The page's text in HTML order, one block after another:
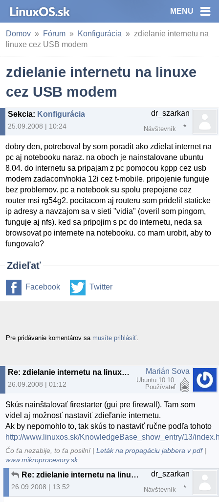
MENU
Domov Fórum Konfigurácia
zdielanie internetu na
linuxe cez USB modem
zdielanie internetu na linuxe
cez USB modem
Sekcia: Konfigurácia
25.09.2008 | 10:24
dr_szarkan
Návštevník
dobry den, potreboval by som poradit ako zdielat internet na
pc aj notebooku naraz. na oboch je nainstalovane ubuntu
8.04. do internetu sa pripajam z pc pomocou kppp cez usb
modem zadacom/nokia 12i cez t-mobile. pripojenie funguje
bez problemov. pc a notebook su spolu prepojene cez
router msi rg54g2. pocitacom aj routeru som pridelil staticke
ip adresy a navzajom sa v sieti "vidia" (overil som pingom,
funguje aj nfs). ked sa pripojim s pc do internetu, neda sa
browsovat po internete na notebooku. co mam urobit, aby to
fungovalo?
Zdieľať
Facebook Twitter
Pre pridávanie komentárov sa musíte prihlásiť
Re: zdielanie internetu na linuxe cez USB modem
26.09.2008 | 01:12
Marián Sova
Ubuntu 10.10
Používateľ
Skús nainštalovať firestarter (gui pre firewall). Tam som
videl aj možnosť nastaviť zdieľanie internetu.
Ak by nepomohlo to, tak skús to nastaviť ručne podľa tohoto
http://www.linuxos.sk/KnowledgeBase_show_entry/13/
Čo ťa nezabije, to ťa posilní |Leták na propagáciu jabbera v pdf|
www.mikroprocesory.sk
Re: zdielanie internetu na linuxe cez USB modem
26.09.2008 | 13:52
dr_szarkan
Návštevník